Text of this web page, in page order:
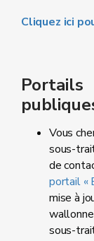
Cliquez ici
Portails
Vous
sous-
de
portail «
mise à
sous-